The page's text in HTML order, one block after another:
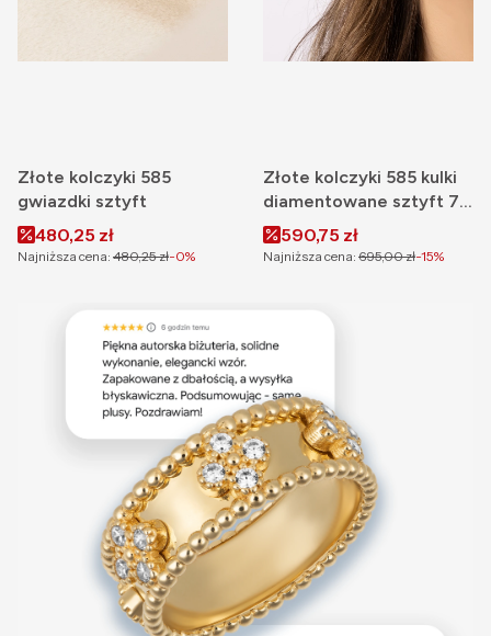
Złote kolczyki 585
gwiazdki sztyft
Cena promocyjna
480,25 zł
Najniższa cena: 480,25 zł-0%
Złote kolczyki 585 kulki
diamentowane sztyft 7
mmCena promocyjna
590,75 zł
Najniższa cena: 695,00 zł-15%